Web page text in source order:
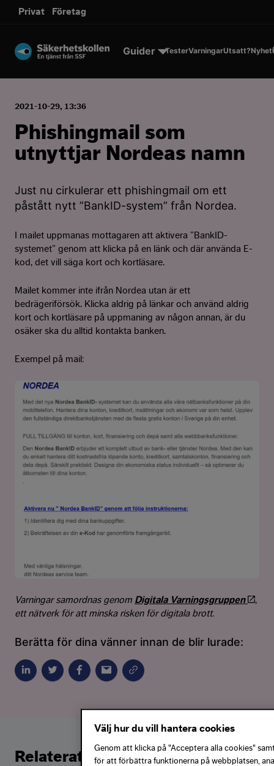
sms.
Privat Företag
Guider TesterVarningarUtsatt?
2021-10-29, 13:36
Phishingmail som
utnyttjar Nordeas namn
Just nu cirkulerar ett phishingmail om ett
påstått nytt ”BankID-system” från Nordea.
I mailet uppmanas mottagaren att aktivera ”BankID-
systemet” genom att klicka på en länk och där använda E-
kod, det vill säga kort och kortläsare.
Mailet kommer inte ifrån Nordea utan är ett
bedrägeriförsök. Klicka aldrig på länkar och använd aldrig
kort och kortläsare på uppmaning av någon annan, är du
osäker ska du alltid kontakta banken.
Exempel på mail:
Varningar samordnas genom Digitala Varningsgruppen
,
ett nätverk för att minska risken för digitala brott.
Berätta för dina vänner innan de blir lurade:
Relaterat Innehåll
Välj hur du vill hantera cookies
Genom att klicka på "Acceptera alla cookies"
för att förbättra funktionerna på webbplatsen,